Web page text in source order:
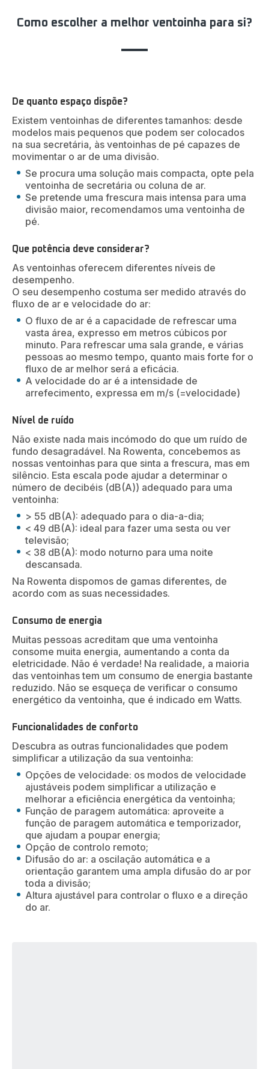
Como escolher a melhor ventoinha para si?
De quanto espaço dispõe?
Existem ventoinhas de diferentes tamanhos: desde
modelos mais pequenos que podem ser colocados
na sua secretária, às ventoinhas de pé capazes de
movimentar o ar de uma divisão.
Se procura uma solução mais compacta, opte pela
ventoinha de secretária ou coluna de ar.
Se pretende uma frescura mais intensa para uma
divisão maior, recomendamos uma ventoinha de
pé.
Que potência deve considerar?
As ventoinhas oferecem diferentes níveis de
desempenho.
O seu desempenho costuma ser medido através do
fluxo de ar e velocidade do ar:
O fluxo de ar é a capacidade de refrescar uma
vasta área, expresso em metros cúbicos por
minuto. Para refrescar uma sala grande, e várias
pessoas ao mesmo tempo, quanto mais forte for o
fluxo de ar melhor será a eficácia.
A velocidade do ar é a intensidade de
arrefecimento, expressa em m/s (=velocidade)
Nível de ruído
Não existe nada mais incómodo do que um ruído de
fundo desagradável. Na Rowenta, concebemos as
nossas ventoinhas para que sinta a frescura, mas em
silêncio. Esta escala pode ajudar a determinar o
número de decibéis (dB(A)) adequado para uma
ventoinha:
> 55 dB(A): adequado para o dia-a-dia;
< 49 dB(A): ideal para fazer uma sesta ou ver
televisão;
< 38 dB(A): modo noturno para uma noite
descansada.
Na Rowenta dispomos de gamas diferentes, de
acordo com as suas necessidades.
Consumo de energia
Muitas pessoas acreditam que uma ventoinha
consome muita energia, aumentando a conta da
eletricidade. Não é verdade! Na realidade, a maioria
das ventoinhas tem um consumo de energia bastante
reduzido. Não se esqueça de verificar o consumo
energético da ventoinha, que é indicado em Watts.
Funcionalidades de conforto
Descubra as outras funcionalidades que podem
simplificar a utilização da sua ventoinha:
Opções de velocidade: os modos de velocidade
ajustáveis podem simplificar a utilização e
melhorar a eficiência energética da ventoinha;
Função de paragem automática: aproveite a
função de paragem automática e temporizador,
que ajudam a poupar energia;
Opção de controlo remoto;
Difusão do ar: a oscilação automática e a
orientação garantem uma ampla difusão do ar por
toda a divisão;
Altura ajustável para controlar o fluxo e a direção
do ar.